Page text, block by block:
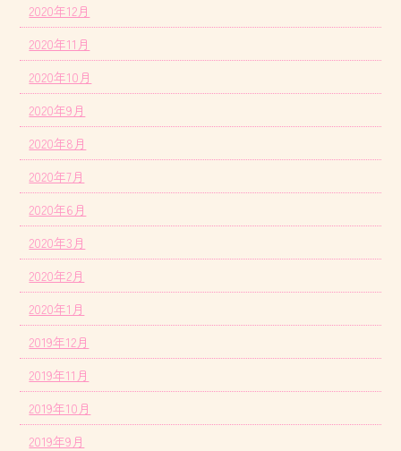
2020年12月
2020年11月
2020年10月
2020年9月
2020年8月
2020年7月
2020年6月
2020年3月
2020年2月
2020年1月
2019年12月
2019年11月
2019年10月
2019年9月